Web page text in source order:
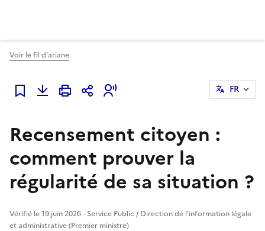
Voir le fil d'ariane
Ajouter à mes favoris
FR
Recensement citoyen :
comment prouver la
régularité de sa situation ?
Vérifié le 19 juin 2026 - Service Public / Direction de l'information légale
et administrative (Premier ministre)